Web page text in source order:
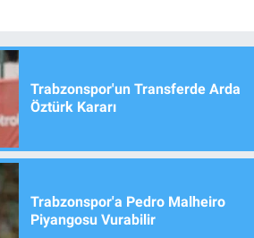
Trabzonspor'un Transferde Arda
Öztürk Kararı
Trabzonspor'a Pedro Malheiro
Piyangosu Vurabilir